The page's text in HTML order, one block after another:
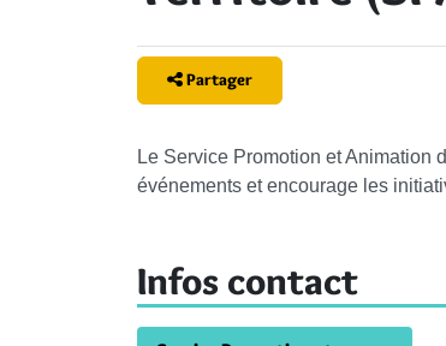
Partager
Le Service Promotion et Animation
événements et encourage les
Infos contact